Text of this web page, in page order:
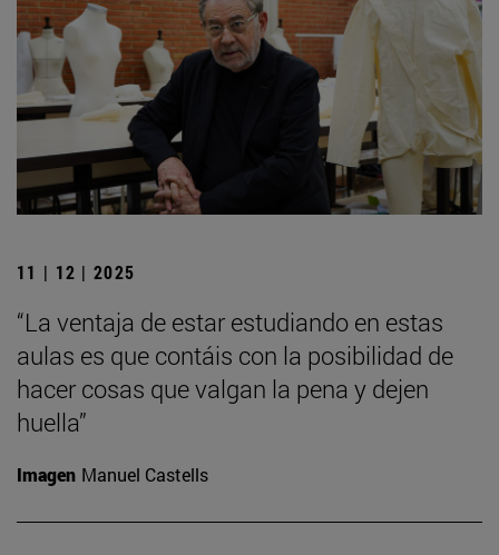
11 | 12 | 2025
“La ventaja de estar estudiando en estas
aulas es que contáis con la posibilidad de
hacer cosas que valgan la pena y dejen
huella”
Imagen Manuel Castells